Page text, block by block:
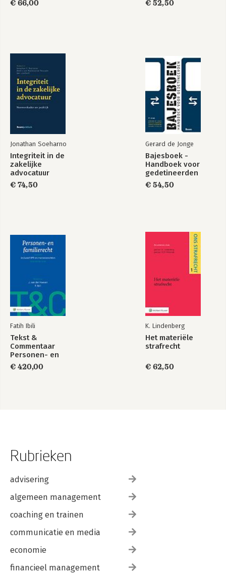
€ 66,00 € 52,50
Jonathan Soeharno
Integriteit in de
zakelijke
advocatuur
€ 74,50
Gerard de Jonge
Bajesboek -
Handboek voor
gedetineerden
€ 54,50
Fatih Ibili
Tekst &
Commentaar
Personen- en
Familierecht
€ 420,00
K. Lindenberg
Het materiële
strafrecht
€ 62,50
Rubrieken
advisering
algemeen management
coaching en trainen
communicatie en media
economie
financieel management